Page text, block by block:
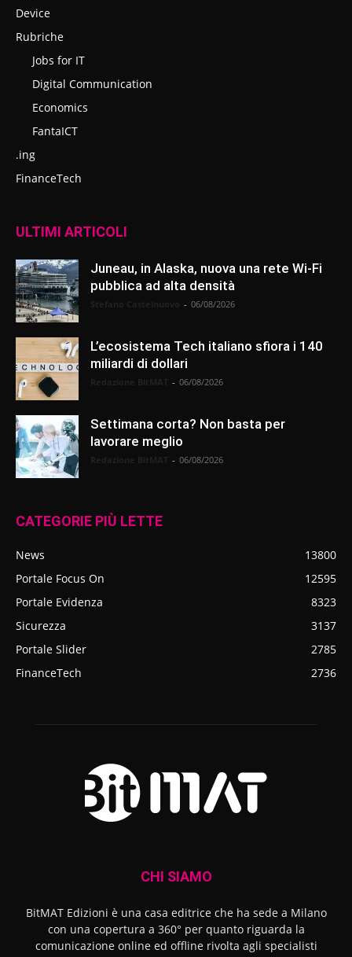
Device
Rubriche
Jobs for IT
Digital Communication
Economics
FantaICT
.ing
FinanceTech
ULTIMI ARTICOLI
Juneau, in Alaska, nuova una rete Wi-Fi
pubblica ad alta densità
- 06/08/2026
L’ecosistema Tech italiano sfiora i 140
miliardi di dollari
- 06/08/2026
Settimana corta? Non basta per
lavorare meglio
- 06/08/2026
CATEGORIE PIÙ LETTE
News
13800
Portale Focus On
12595
Portale Evidenza
8323
Sicurezza
3137
Portale Slider
2785
FinanceTech
2736
CHI SIAMO
BitMAT Edizioni è una casa editrice che ha sede a Milano
con una copertura a 360° per quanto riguarda la
comunicazione online ed offline rivolta agli specialisti